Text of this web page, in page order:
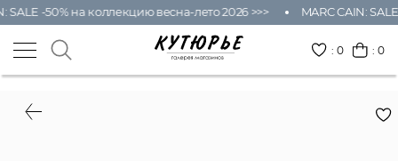
-50% на коллекцию весна-лето 2026 >>> MARC CAIN:
:0 : 0